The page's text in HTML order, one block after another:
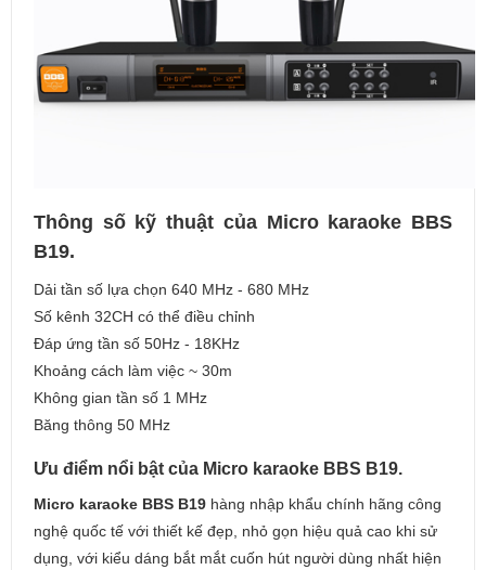
Thông số kỹ thuật của Micro karaoke BBS
B19.
Dải tần số lựa chọn 640 MHz - 680 MHz
Số kênh 32CH có thể điều chỉnh
Đáp ứng tần số 50Hz - 18KHz
Khoảng cách làm việc ~ 30m
Không gian tần số 1 MHz
Băng thông 50 MHz
Ưu điểm nổi bật của Micro karaoke BBS B19.
Micro karaoke BBS B19 hàng nhập khẩu chính hãng công
nghệ quốc tế với thiết kế đẹp, nhỏ gọn hiệu quả cao khi sử
dụng, với kiểu dáng bắt mắt cuốn hút người dùng nhất hiện